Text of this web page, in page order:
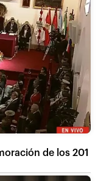
de los 201